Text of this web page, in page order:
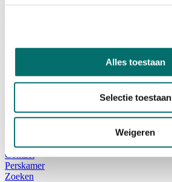
Alles toestaan
Selectie toestaan
Weigeren
Contact
Vacatures
Ticket kopen voor Horecava
TICKETS HORECAVA
Contact
Perskamer
Zoeken